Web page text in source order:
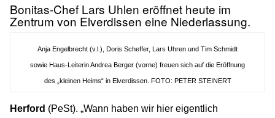
Bonitas-Chef Lars Uhlen eröffnet heute im
Zentrum von Elverdissen eine Niederlassung.
Anja Engelbrecht (v.l.), Doris Scheffer, Lars Uhren und Tim Schmidt
sowie Haus-Leiterin Andrea Berger (vorne) freuen sich auf die Eröffnung
des „kleinen Heims“ in Elverdissen. FOTO: PETER STEINERT
Herford (PeSt). „Wann haben wir hier eigentlich